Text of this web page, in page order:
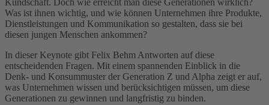
Was ist ihnen wichtig, und wie können Unternehmen ihre Produkte,
Dienstleistungen und Kommunikation so gestalten, dass sie bei
diesen jungen Menschen ankommen?
In dieser Keynote gibt Felix Behm Antworten auf diese
entscheidenden Fragen. Mit einem spannenden Einblick in die
Denk- und Konsummuster der Generation Z und Alpha zeigt er auf,
was Unternehmen wissen und berücksichtigen müssen, um diese
Generationen zu gewinnen und langfristig zu binden.